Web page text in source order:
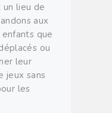
lieu de
aux
que
ou
leur
jeux sans
les